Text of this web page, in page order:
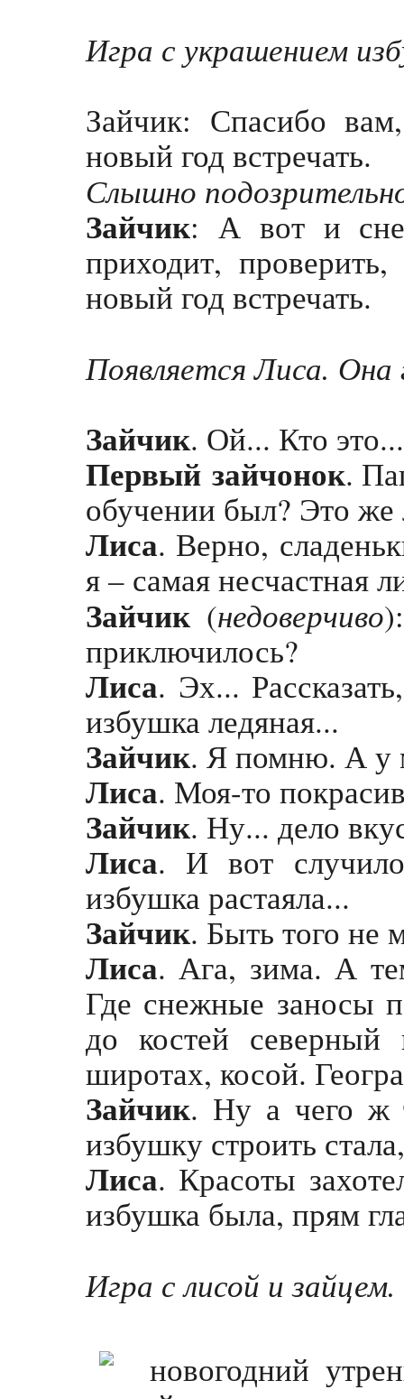
Игра с украшением
Зайчик: Спасибо
новый год встречать.
Слышно
Зайчик: А вот и
приходит,
новый год встречать.
Появляется Лиса. Она
Зайчик. Ой... Кто это...
Первый зайчонок.
обучении был? Это же
Лиса. Верно,
я – самая несчастная
Зайчик(недоверчиво
приключилось?
Лиса. Эх...
избушка ледяная...
Зайчик. Я помню. А у
Лиса. Моя-то
Зайчик. Ну... дело
Лиса. И вот
избушка растаяла...
Зайчик. Быть того не
Лиса. Ага, зима. А
Где снежные заносы
до костей северный
широтах, косой.
Зайчик. Ну а чего ж
избушку строить
Лиса. Красоты
избушка была, прям
Игра с лисой и зайцем.